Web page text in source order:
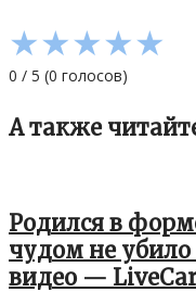
★★★★★
0 / 5 (0 голосов)
А также
Родился в
чудом не
видео —